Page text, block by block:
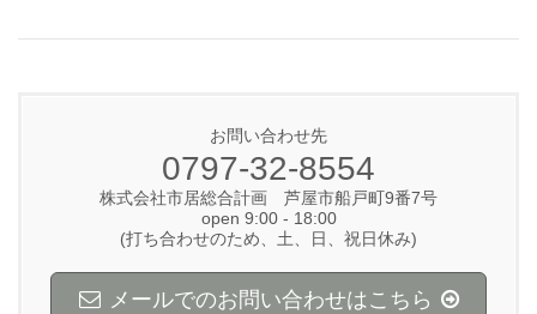
お問い合わせ先
0797-32-8554
株式会社市居総合計画 芦屋市船戸町9番7号
open 9:00 - 18:00
(打ち合わせのため、土、日、祝日休み)
メールでのお問い合わせはこちら